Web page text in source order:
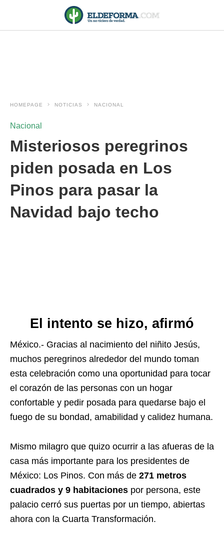
HOMEPAGE NOTICIAS NACIONAL
Nacional
Misteriosos peregrinos
piden posada en Los
Pinos para pasar la
Navidad bajo techo
El intento se hizo, afirmó
México.- Gracias al nacimiento del niñito Jesús,
muchos peregrinos alrededor del mundo toman
esta celebración como una oportunidad para tocar
el corazón de las personas con un hogar
confortable y pedir posada para quedarse bajo el
fuego de su bondad, amabilidad y calidez humana.
Mismo milagro que quizo ocurrir a las afueras de la
casa más importante para los presidentes de
México: Los Pinos. Con más de 271 metros
cuadrados y 9 habitaciones por persona, este
palacio cerró sus puertas por un tiempo, abiertas
ahora con la Cuarta Transformación.